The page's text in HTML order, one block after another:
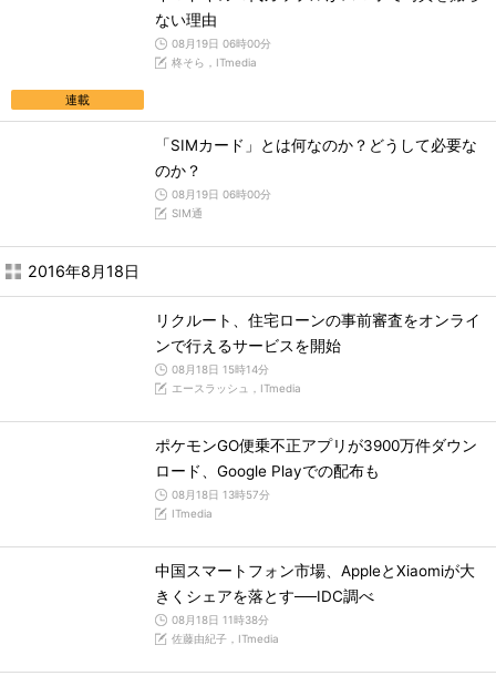
連載
ない理由
08月19日 06時00分
柊そら，ITmedia
「SIMカード」とは何なのか？どうして必要な
のか？
08月19日 06時00分
SIM通
2016年8月18日
リクルート、住宅ローンの事前審査をオンライ
ンで行えるサービスを開始
08月18日 15時14分
エースラッシュ，ITmedia
ポケモンGO便乗不正アプリが3900万件ダウン
ロード、Google Playでの配布も
08月18日 13時57分
ITmedia
中国スマートフォン市場、AppleとXiaomiが大
きくシェアを落とす──IDC調べ
08月18日 11時38分
佐藤由紀子，ITmedia